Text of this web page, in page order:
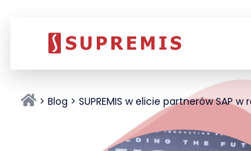
Blog SUPREMIS w elicie partnerów SAP w